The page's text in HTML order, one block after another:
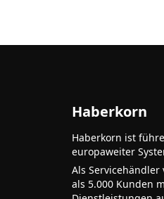
Haberkorn
Haberkorn ist
europaweiter
Als
als 5.000 Kunden